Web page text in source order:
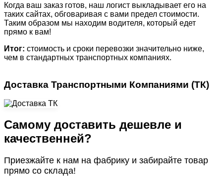
Когда ваш заказ готов, наш логист выкладывает его на
таких сайтах, обговаривая с вами предел стоимости.
Таким образом мы находим водителя, который едет
прямо к вам!
Итог: стоимость и сроки перевозки значительно ниже,
чем в стандартных транспортных компаниях.
Доставка Транспортными Компаниями (ТК)
Самому доставить дешевле и
качественней?
Приезжайте к нам на фабрику и забирайте товар
прямо со склада!